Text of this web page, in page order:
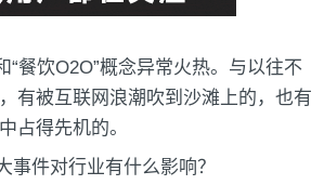
“餐饮O2O”概念异常火热。与以往不
有被互联网浪潮吹到沙滩上的，也有
占得先机的。
件对行业有什么影响？